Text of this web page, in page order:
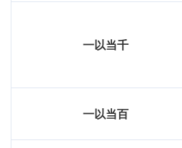
一以当千
一以当百